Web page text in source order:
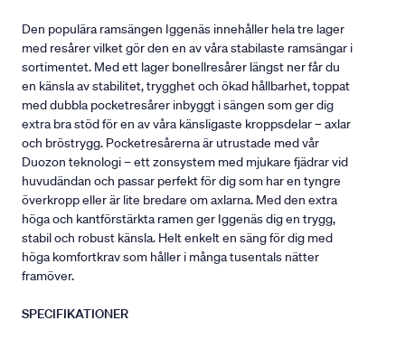
Den populära ramsängen Iggenäs innehåller hela tre lager
med resårer vilket gör den en av våra stabilaste ramsängar i
sortimentet. Med ett lager bonellresårer längst ner får du
en känsla av stabilitet, trygghet och ökad hållbarhet, toppat
med dubbla pocketresårer inbyggt i sängen som ger dig
extra bra stöd för en av våra känsligaste kroppsdelar – axlar
och bröstrygg. Pocketresårerna är utrustade med vår
Duozon teknologi – ett zonsystem med mjukare fjädrar vid
huvudändan och passar perfekt för dig som har en tyngre
överkropp eller är lite bredare om axlarna. Med den extra
höga och kantförstärkta ramen ger Iggenäs dig en trygg,
stabil och robust känsla. Helt enkelt en säng för dig med
höga komfortkrav som håller i många tusentals nätter
framöver.
SPECIFIKATIONER